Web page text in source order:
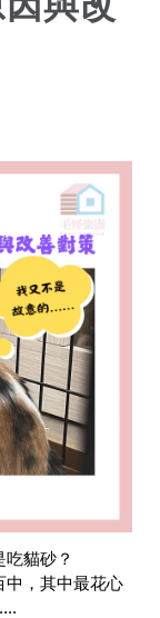
貓砂？
中，其中最花心